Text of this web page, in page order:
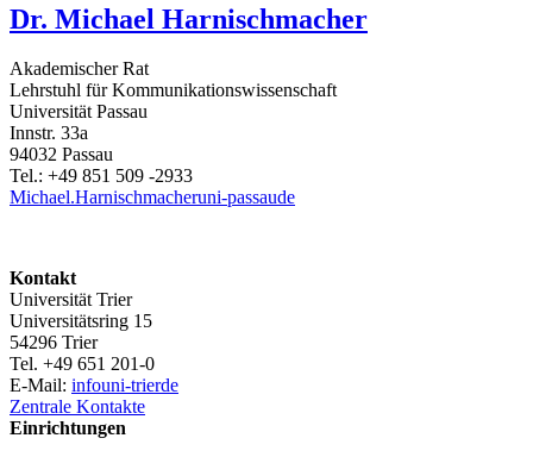
Dr. Michael Harnischmacher
Akademischer Rat
Lehrstuhl für Kommunikationswissenschaft
Universität Passau
Innstr. 33a
94032 Passau
Tel.: +49 851 509 -2933
Michael.Harnischmacheruni-passaude
Kontakt
Universität Trier
Universitätsring 15
54296 Trier
Tel. +49 651 201-0
E-Mail: infouni-trierde
Zentrale Kontakte
Einrichtungen